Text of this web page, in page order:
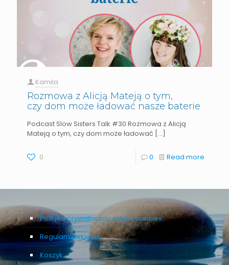
Kamila
Rozmowa z Alicją Mateją o tym,
czy dom może ładować nasze baterie
Podcast Slow Sisters Talk #30 Rozmowa z Alicją
Mateją o tym, czy dom może ładować […]
0 0 Read more
Polityka prywatności i plików cookies
Regulamin sklepu
Koszyk